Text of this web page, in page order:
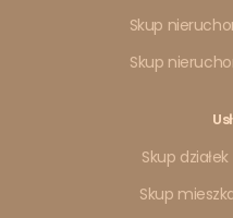
Skup
Skup
Skup
Skup